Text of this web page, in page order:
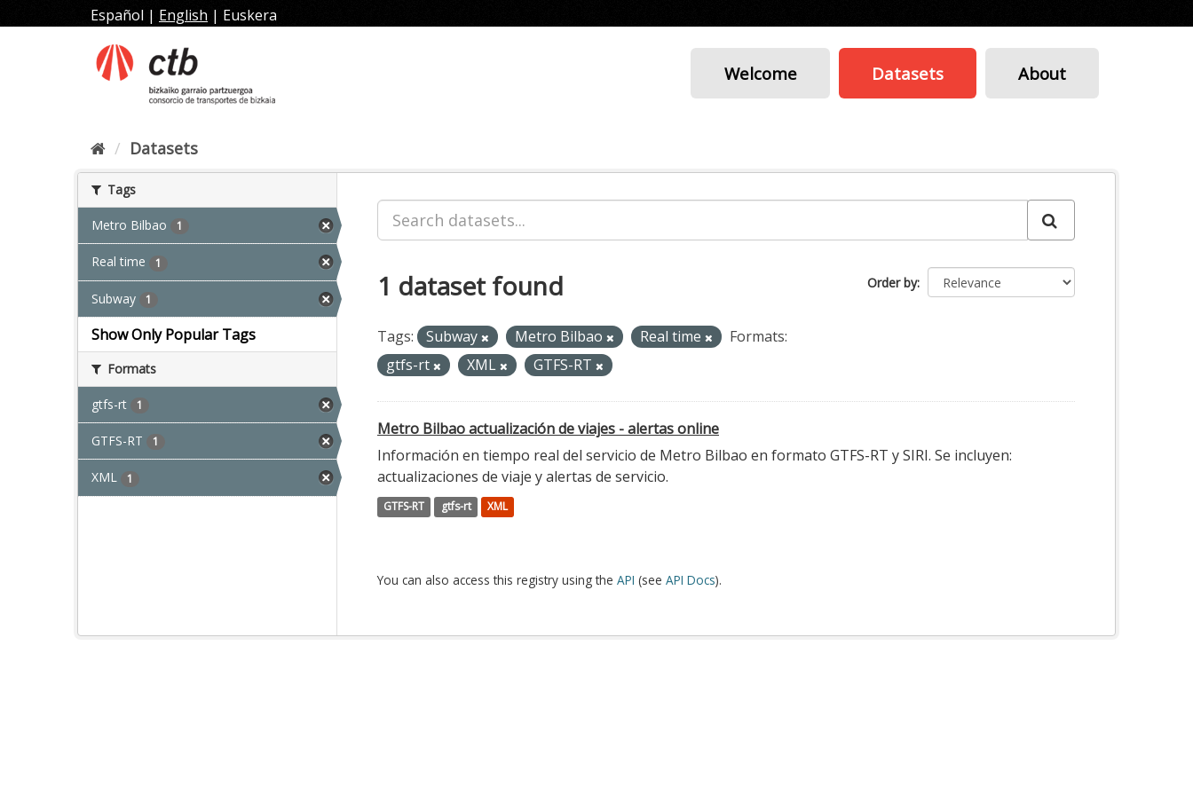
to
Español | English | Euskera
Welcome Datasets About
Datasets
Tags
Metro Bilbao 1
Real time 1
Subway 1
Show Only Popular Tags
Formats
gtfs-rt 1
GTFS-RT 1
XML 1
Order by
1 dataset found
Tags: Subway Metro Bilbao Real time
Formats:
gtfs-rt
XML GTFS-RT
Metro Bilbao actualización de viajes - alertas online
Información en tiempo real del servicio de Metro Bilbao en formato GTFS-RT y SIRI. Se incluyen:
actualizaciones de viaje y alertas de servicio.
GTFS-RT gtfs-rt XML
You can also access this registry using the API (see API Docs).